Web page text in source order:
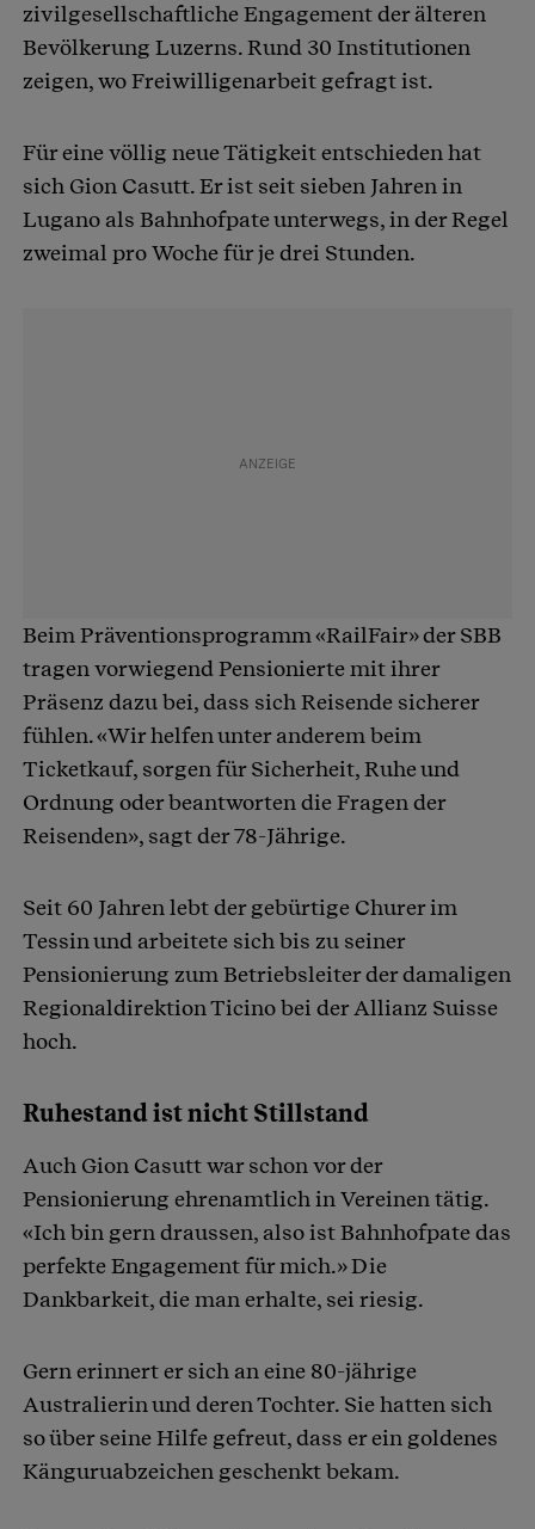
zivilgesellschaftliche Engagement der älteren
Bevölkerung Luzerns. Rund 30 Institutionen
zeigen, wo Freiwilligenarbeit gefragt ist.
Für eine völlig neue Tätigkeit entschieden hat
sich Gion Casutt. Er ist seit sieben Jahren in
Lugano als Bahnhofpate unterwegs, in der Regel
zweimal pro Woche für je drei Stunden.
Beim Präventionsprogramm «RailFair» der SBB
tragen vorwiegend Pensionierte mit ihrer
Präsenz dazu bei, dass sich Reisende sicherer
fühlen. «Wir helfen unter anderem beim
Ticketkauf, sorgen für Sicherheit, Ruhe und
Ordnung oder beantworten die Fragen der
Reisenden», sagt der 78-Jährige.
Seit 60 Jahren lebt der gebürtige Churer im
Tessin und arbeitete sich bis zu seiner
Pensionierung zum Betriebsleiter der damaligen
Regionaldirektion Ticino bei der Allianz Suisse
hoch.
Ruhestand ist nicht Stillstand
Auch Gion Casutt war schon vor der
Pensionierung ehrenamtlich in Vereinen tätig.
«Ich bin gern draussen, also ist Bahnhofpate das
perfekte Engagement für mich.» Die
Dankbarkeit, die man erhalte, sei riesig.
Gern erinnert er sich an eine 80-jährige
Australierin und deren Tochter. Sie hatten sich
so über seine Hilfe gefreut, dass er ein goldenes
Känguruabzeichen geschenkt bekam.